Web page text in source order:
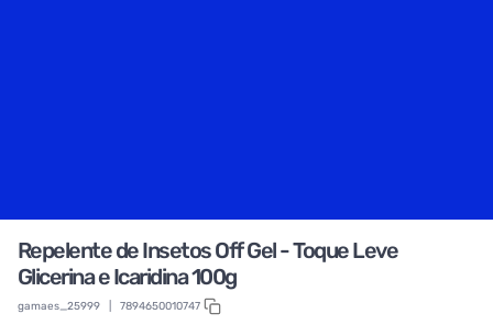
Repelente de Insetos Off Gel - Toque Leve
Glicerina e Icaridina 100g
gamaes_25999 7894650010747